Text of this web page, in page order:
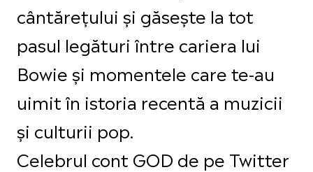
cântărețului și găsește la tot
pasul legături între cariera lui
Bowie și momentele care te-au
uimit în istoria recentă a muzicii
și culturii pop.
Celebrul cont GOD de pe Twitter